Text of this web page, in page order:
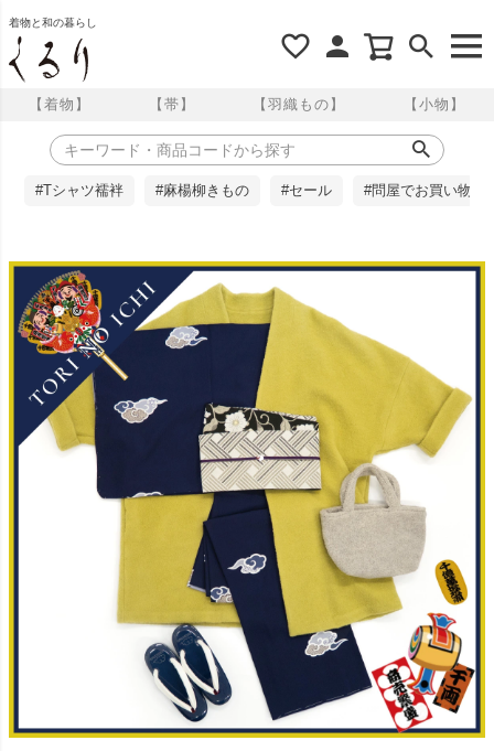
着物と和の暮らし
【着物】 【帯】 【羽織もの】 【小物】
#Tシャツ襦袢 #麻楊柳きもの #セール #問屋でお買い物